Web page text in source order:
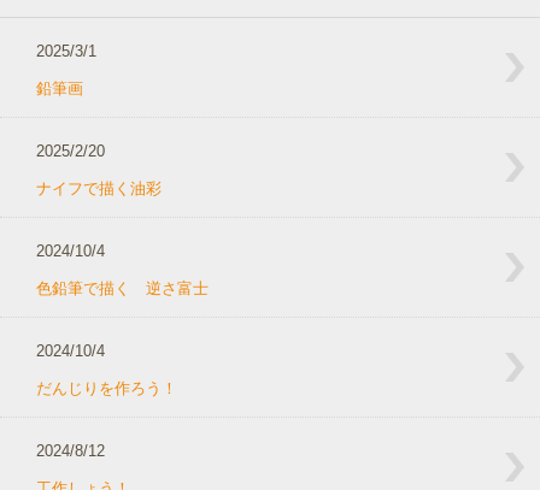
2025/3/1
鉛筆画
2025/2/20
ナイフで描く油彩
2024/10/4
色鉛筆で描く 逆さ富士
2024/10/4
だんじりを作ろう！
2024/8/12